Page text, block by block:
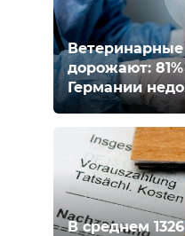
Ветеринарные
дорожают:
Германии
В среднем